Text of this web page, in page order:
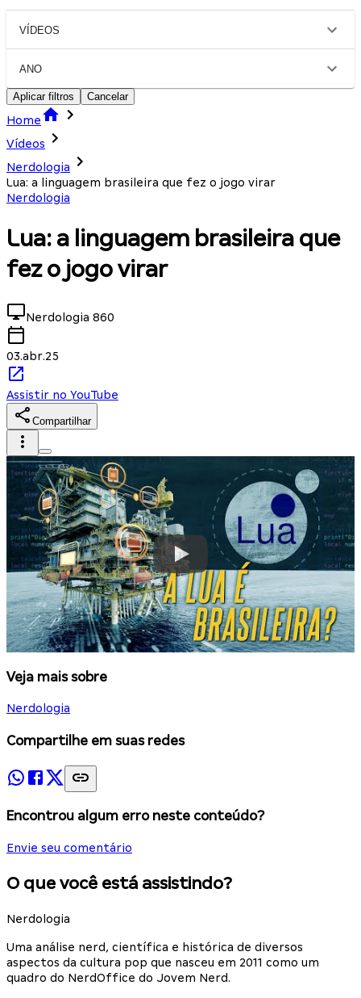
VÍDEOS
ANO
Aplicar filtros Cancelar
Home
Vídeos
Nerdologia
Lua: a linguagem brasileira que fez o jogo virar
Nerdologia
Lua: a linguagem brasileira que
fez o jogo virar
Nerdologia 860
03.abr.25
Assistir no YouTube
Compartilhar
Veja mais sobre
Nerdologia
Compartilhe em suas redes
Encontrou algum erro neste conteúdo?
Envie seu comentário
O que você está assistindo?
Nerdologia
Uma análise nerd, científica e histórica de diversos
aspectos da cultura pop que nasceu em 2011 como um
quadro do NerdOffice do Jovem Nerd.